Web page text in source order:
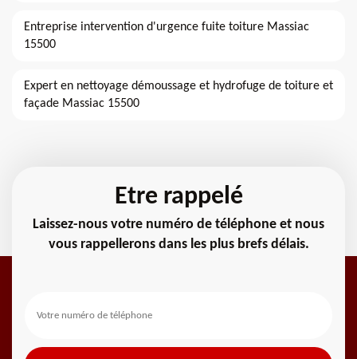
Entreprise intervention d'urgence fuite toiture Massiac
15500
Expert en nettoyage démoussage et hydrofuge de toiture et
façade Massiac 15500
Etre rappelé
Laissez-nous votre numéro de téléphone et nous
vous rappellerons dans les plus brefs délais.